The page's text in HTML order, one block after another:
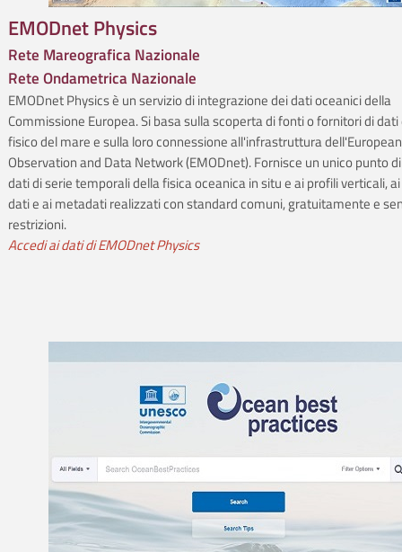
EMODnet Physics
Rete Mareografica Nazionale
Rete Ondametrica Nazionale
EMODnet Physics è un servizio di integrazione dei dati oceanici della
Commissione Europea. Si basa sulla scoperta di fonti o fornitori di
fisico del mare e sulla loro connessione all'infrastruttura
Observation and Data Network (EMODnet). Fornisce un unico punto
dati di serie temporali della fisica oceanica in situ e ai profili verticali,
dati e ai metadati realizzati con standard comuni, gratuitamente e
restrizioni.
Accedi ai dati di EMODnet Physics